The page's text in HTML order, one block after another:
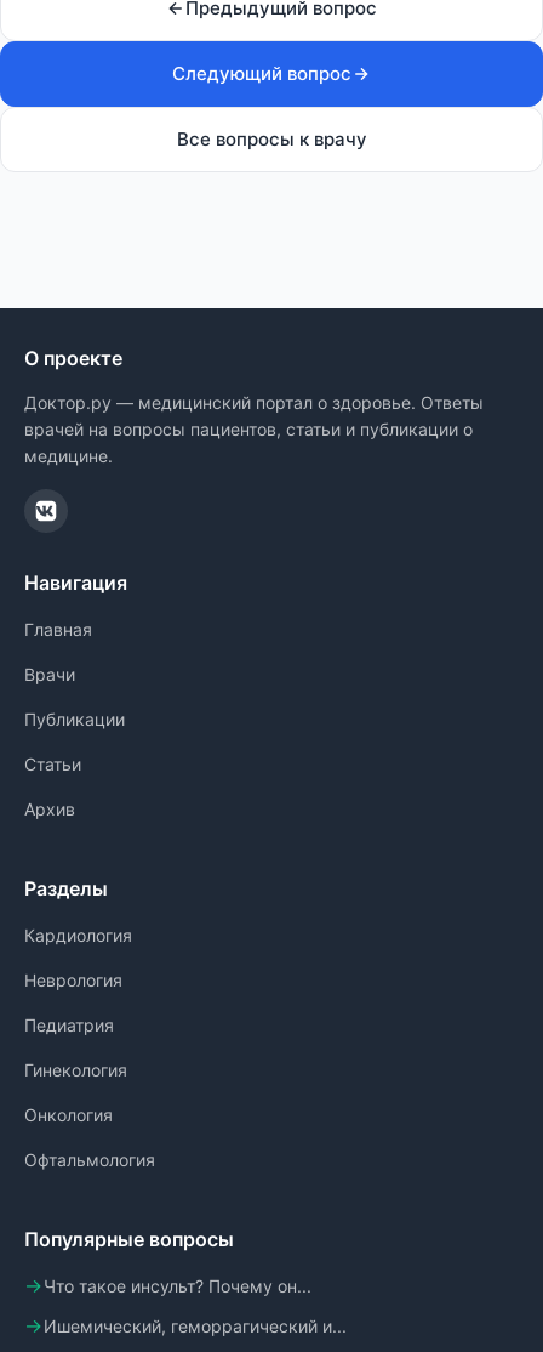
Предыдущий вопрос
Следующий вопрос
Все вопросы к врачу
О проекте
Доктор.ру — медицинский портал о здоровье. Ответы
врачей на вопросы пациентов, статьи и публикации о
медицине.
Навигация
Главная
Врачи
Публикации
Статьи
Архив
Разделы
Кардиология
Неврология
Педиатрия
Гинекология
Онкология
Офтальмология
Популярные вопросы
Что такое инсульт? Почему он...
Ишемический, геморрагический и...